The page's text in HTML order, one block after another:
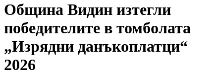
Община Видин изтегли
победителите в томболата
„Изрядни данъкоплатци“
2026